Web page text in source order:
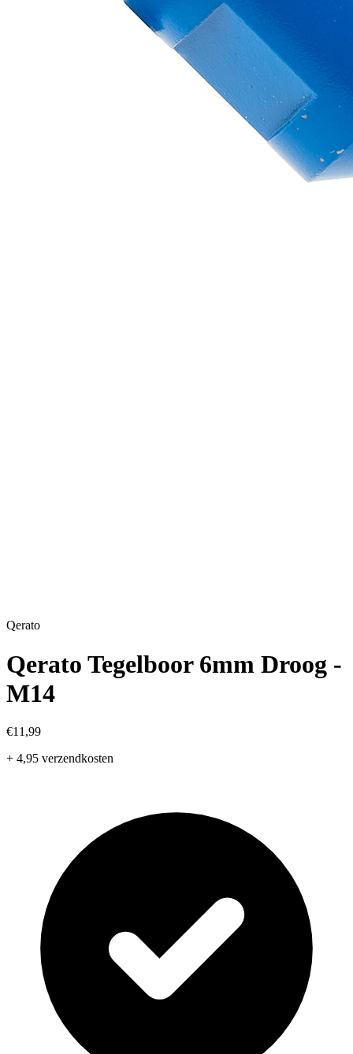
Qerato
Qerato Tegelboor 6mm Droog -
M14
€11,99
+ 4,95 verzendkosten